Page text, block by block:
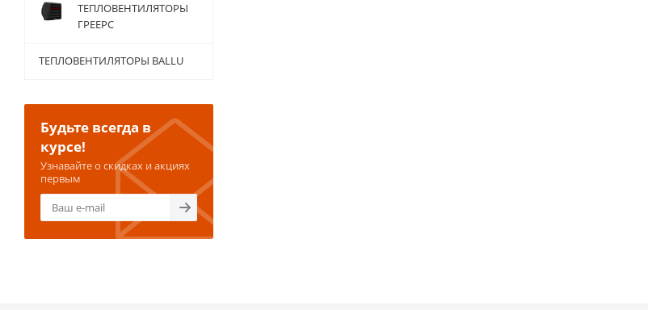
ТЕПЛОВЕНТИЛЯТОРЫ
ГРЕЕРС
ТЕПЛОВЕНТИЛЯТОРЫ BALLU
Будьте всегда в
курсе!
Узнавайте о скидках и акциях
первым